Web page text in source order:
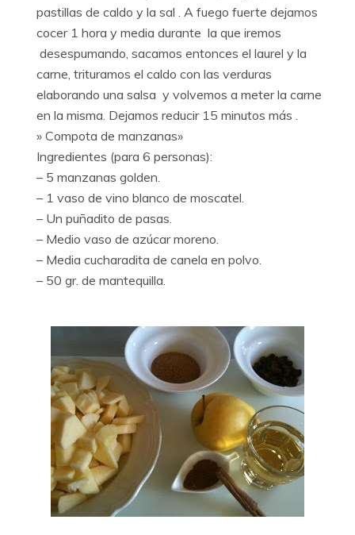
pastillas de caldo y la sal . A fuego fuerte dejamos
cocer 1 hora y media durante la que iremos
desespumando, sacamos entonces el laurel y la
carne, trituramos el caldo con las verduras
elaborando una salsa y volvemos a meter la carne
en la misma. Dejamos reducir 15 minutos más .
» Compota de manzanas»
Ingredientes (para 6 personas):
– 5 manzanas golden.
– 1 vaso de vino blanco de moscatel.
– Un puñadito de pasas.
– Medio vaso de azúcar moreno.
– Media cucharadita de canela en polvo.
– 50 gr. de mantequilla.